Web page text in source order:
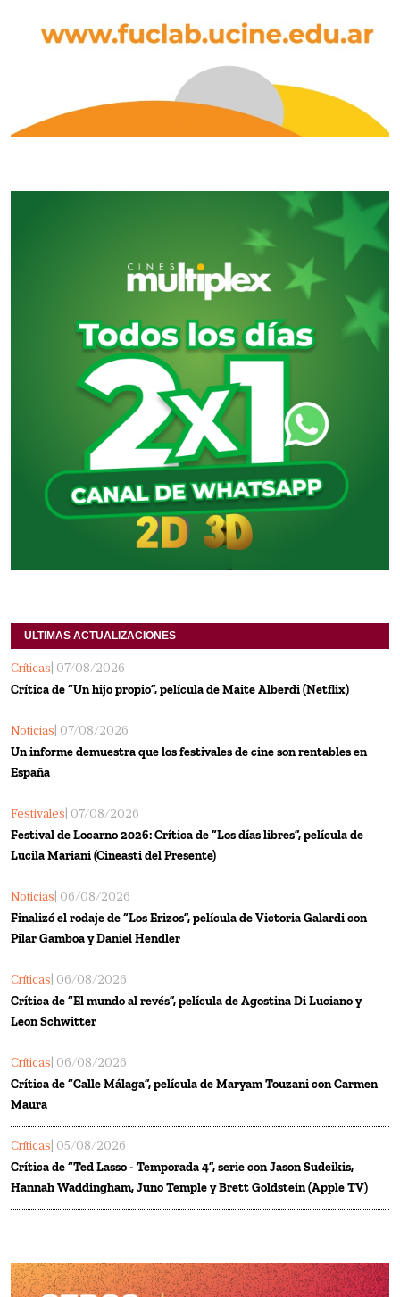
ULTIMAS ACTUALIZACIONES
Críticas | 07/08/2026
Crítica de “Un hijo propio”, película de Maite Alberdi (Netflix)
Noticias | 07/08/2026
Un informe demuestra que los festivales de cine son rentables en
España
Festivales | 07/08/2026
Festival de Locarno 2026: Crítica de “Los días libres”, película de
Lucila Mariani (Cineasti del Presente)
Noticias | 06/08/2026
Finalizó el rodaje de “Los Erizos”, película de Victoria Galardi con
Pilar Gamboa y Daniel Hendler
Críticas | 06/08/2026
Crítica de “El mundo al revés”, película de Agostina Di Luciano y
Leon Schwitter
Críticas | 06/08/2026
Crítica de “Calle Málaga”, película de Maryam Touzani con Carmen
Maura
Críticas | 05/08/2026
Crítica de “Ted Lasso - Temporada 4”, serie con Jason Sudeikis,
Hannah Waddingham, Juno Temple y Brett Goldstein (Apple TV)